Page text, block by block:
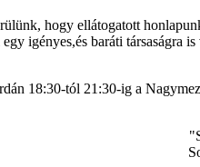
hogy ellátogatott
igényes,és baráti társaságra
18:30-tól 21:30-ig a